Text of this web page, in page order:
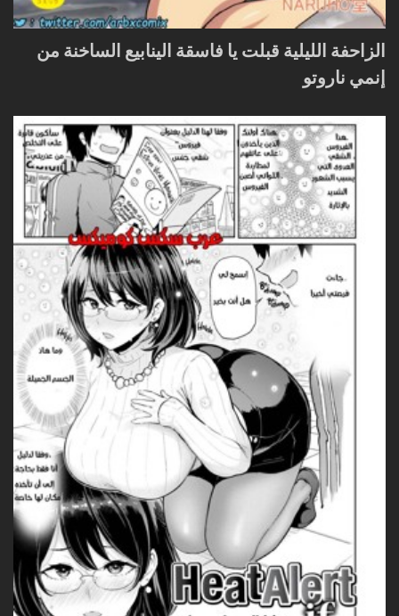
الزاحفة الليلية قبلت يا فاسقة الينابيع الساخنة من
إنمي ناروتو